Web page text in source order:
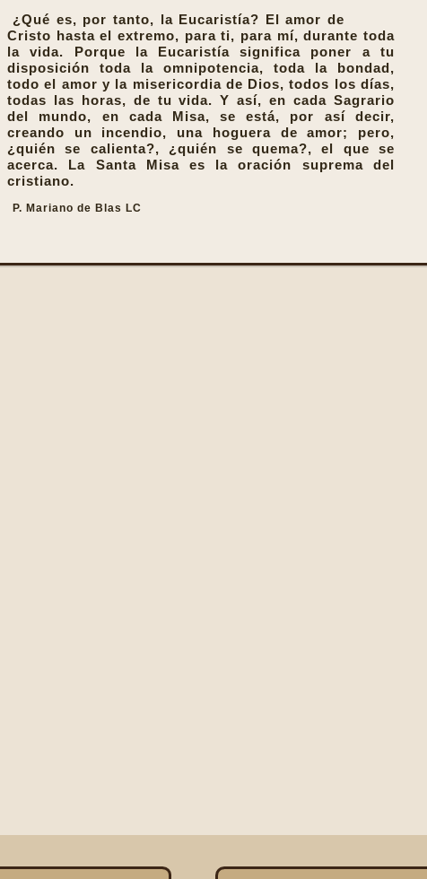
¿Qué es, por tanto, la Eucaristía? El amor de
Cristo hasta el extremo, para ti, para mí, durante toda
la vida. Porque la Eucaristía significa poner a tu
disposición toda la omnipotencia, toda la bondad,
todo el amor y la misericordia de Dios, todos los días,
todas las horas, de tu vida. Y así, en cada Sagrario
del mundo, en cada Misa, se está, por así decir,
creando un incendio, una hoguera de amor; pero,
¿quién se calienta?, ¿quién se quema?, el que se
acerca. La Santa Misa es la oración suprema del
cristiano.
P. Mariano de Blas LC